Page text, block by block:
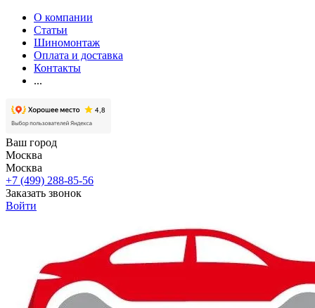
О компании
Статьи
Шиномонтаж
Оплата и доставка
Контакты
...
Ваш город
Москва
Москва
+7 (499) 288-85-56
Заказать звонок
Войти